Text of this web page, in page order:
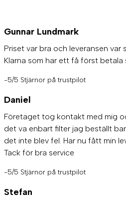
Gunnar Lundmark
Priset var bra och leveransen var
Klarna som har ett få först betala
-5/5 Stjärnor på trustpilot
Daniel
Företaget tog kontakt med mig
det va enbart filter jag beställt
det inte blev fel. Har nu fått min
Tack för bra service
-5/5 Stjärnor på trustpilot
Stefan